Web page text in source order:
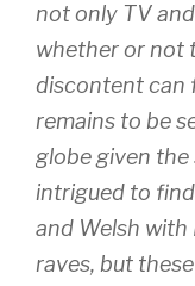
not only TV
whether or not
discontent can
remains to be
globe given the
intrigued to
and Welsh with
raves, but